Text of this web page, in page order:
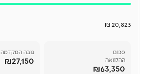
20,823 ₪
ההלוואה
₪63,350
גובה המקדמה שלך
₪27,150